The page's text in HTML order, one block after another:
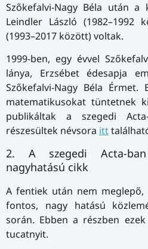
Szőkefalvi-Nagy Béla után a
Leindler László (1982–1992
(1993–2017 között) voltak.
1999-ben, egy évvel
lánya, Erzsébet édesapja
Szőkefalvi-Nagy Béla
matematikusokat tüntetnek
publikáltak a szegedi
részesültek névsora itt
2. A szegedi Acta-
nagyhatású cikk
A fentiek után nem
fontos, nagy hatású
során. Ebben a részben
tucatnyit.